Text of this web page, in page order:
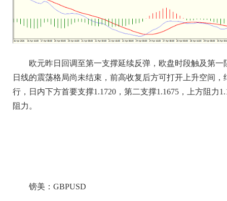
欧元昨日回调至第一支撑延续反弹，欧盘时段触及第
日线的震荡格局尚未结束，前高收复后方可打开上升空间
行，日内下方首要支撑1.1720，第二支撑1.1675，上方阻力
阻力。
镑美：GBPUSD